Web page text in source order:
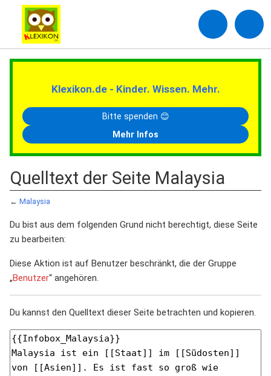
Klexikon.de - Kinder. Wissen. Mehr.
Bitte spenden 😊
Mehr Infos
Quelltext der Seite Malaysia
← Malaysia
Du bist aus dem folgenden Grund nicht berechtigt, diese Seite
zu bearbeiten:
Diese Aktion ist auf Benutzer beschränkt, die der Gruppe
„Benutzer“ angehören.
Du kannst den Quelltext dieser Seite betrachten und kopieren.